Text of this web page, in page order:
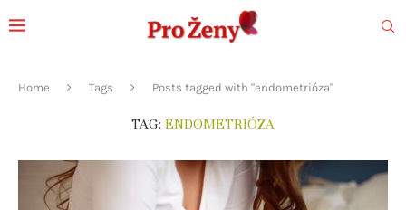
Home Tags Posts tagged with "endometrióza"
TAG: ENDOMETRIÓZA